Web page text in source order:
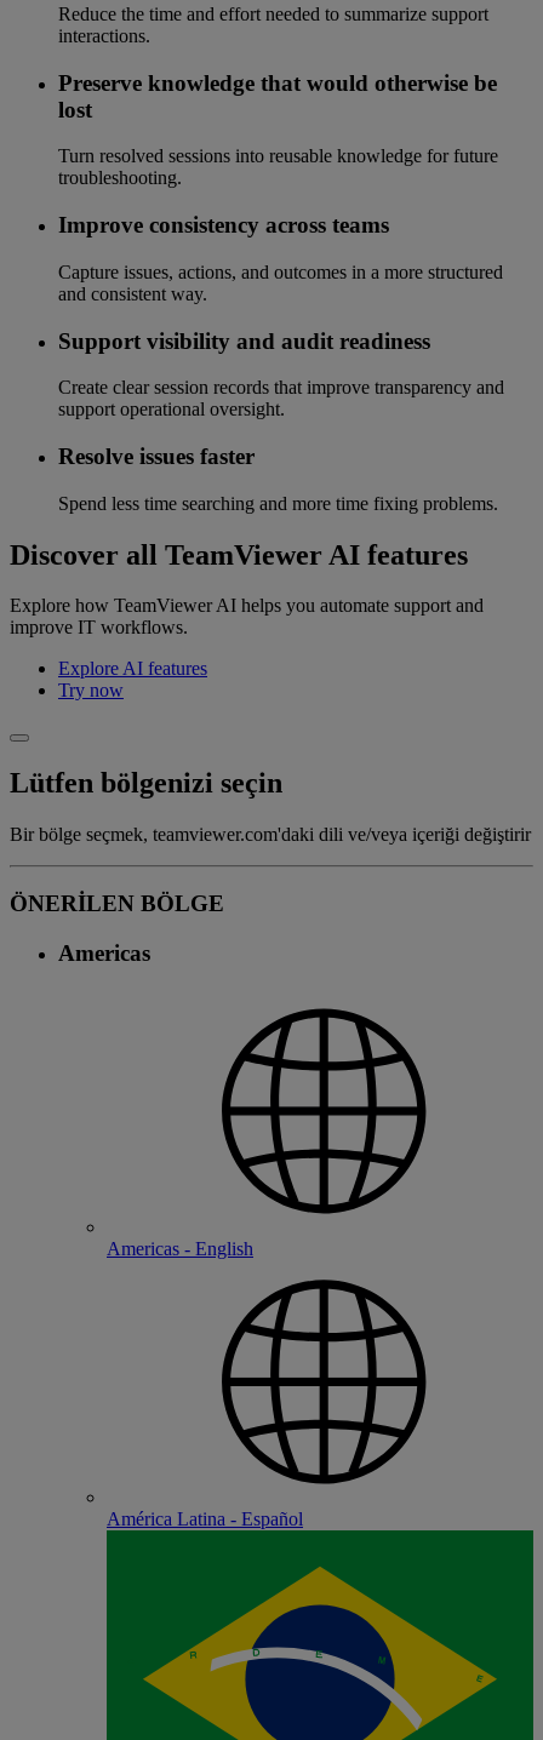
Reduce the time and effort needed to summarize support
interactions.
Preserve knowledge that would otherwise be
lost
Turn resolved sessions into reusable knowledge for future
troubleshooting.
Improve consistency across teams
Capture issues, actions, and outcomes in a more structured
and consistent way.
Support visibility and audit readiness
Create clear session records that improve transparency and
support operational oversight.
Resolve issues faster
Spend less time searching and more time fixing problems.
Discover all TeamViewer AI features
Explore how TeamViewer AI helps you automate support and
improve IT workflows.
Explore AI features
Try now
Lütfen bölgenizi seçin
Bir bölge seçmek, teamviewer.com'daki dili ve/veya içeriği değiştirir
ÖNERİLEN BÖLGE
Americas
Americas - English
América Latina - Español